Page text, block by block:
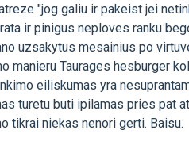
"jog galiu ir pakeist jei
ir pinigus neploves ranku
uzsakytus mesainius po
manieru Taurages hesburger
eiliskumas yra
turetu buti ipilamas pries pat
tikrai niekas nenori gerti. Baisu.